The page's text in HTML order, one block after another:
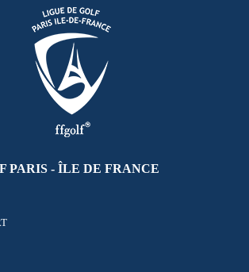
PARIS - ÎLE DE FRANCE